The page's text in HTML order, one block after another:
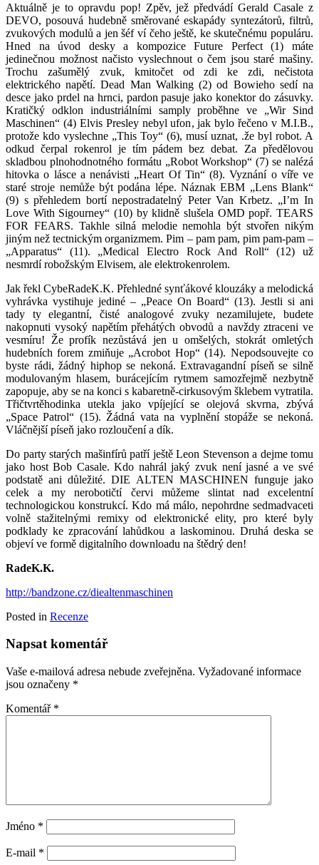
Aktuálně je to opravdu pop! Zpěv, jež předvádí Gerald Casale z
DEVO, posouvá hudebně směrované eskapády syntezátorů, filtrů,
zvukových modulů a jen šéf ví čeho ještě, ke skutečnému populáru.
Hned na úvod desky a kompozice Future Perfect (1) máte
jedinečnou možnost načisto vyslechnout o čem jsou staré mašiny.
Trochu zašumělý zvuk, kmitočet od zdi ke zdi, nečistota
elektrického napětí. Dead Man Walking (2) od Bowieho sedí na
desce jako prdel na hrnci, pardon pasuje jako konektor do zásuvky.
Kratičký odklon industriálními samply proběhne ve „Wir Sind
Maschinen“ (4) Elvis Presley nebyl ufon, jak bylo řečeno v M.I.B.,
protože kdo vyslechne „This Toy“ (6), musí uznat, .že byl robot. A
odkud čerpal rokenrol je tím pádem bez debat. Za předělovou
skladbou plnohodnotného formátu „Robot Workshop“ (7) se nalézá
hitovka o lásce a nenávisti „Heart Of Tin“ (8). Vyznání o víře ve
staré stroje nemůže být podána lépe. Náznak EBM „Lens Blank“
(9) s přehledem bortí nepostradatelný Peter Van Krbetz. „I’m In
Love With Sigourney“ (10) by klidně slušela OMD popř. TEARS
FOR FEARS. Takhle silná melodie nemohla být stvořen nikým
jiným než tectnickým organizmem. Pim – pam pam, pim pam-pam –
„Apparatus“ (11). „Medical Electro Rock And Roll“ (12) už
nesmrdí robožským Elvisem, ale elektrokenrolem.
Jak řekl CybeRadeK.K. Přehledné synťákové klouzáky a melodická
vyhrávka vystihuje jediné – „Peace On Board“ (13). Jestli si ani
tady ty elegantní, čisté analogové zvuky nezamilujete, budete
nakopnuti vysoký napětím přehátých obvodů a navždy ztraceni ve
vesmíru! Že profík nezůstává jen u omšelých, stokrát omletých
hudebních forem zmiňuje „Acrobot Hop“ (14). Nepodsouvejte co
byste rádi, žádný hiphop se nekoná. Extravagandní píseň se silně
modulovaným hlasem, burácejícím rytmem samozřejmě nezbytně
zapopuje, aby se na konci s kabaretně-cirkusovým šklebem vytratila.
Třičtvrtěhodinka utekla jako vpíjející se olejová skvrna, zbývá
„Space Patrol“ (15). Žádná vata na vyplnění stopáže se nekoná.
Vláčnější píseň jako rozloučení a dík.
Do party starých mašinfírů patří ještě Leon Stevenson a dejme tomu
jako host Bob Casale. Kdo nahrál jaký zvuk není jasné a ve své
podstatě ani důležité. DIE ALTEN MASCHINEN funguje jako
celek a my nerobotičtí červi můžeme slintat nad excelentní
technologickou konstrukcí. Kdo má málo, nepohrdne sedmadvaceti
volně stažitelnými remixy od elektronické elity, pro které byly
podklady ke zpracování lahůdkou a laskominou. Druhá deska se
objeví ve formě digitalního downloadu na štědrý den!
RadeK.K.
http://bandzone.cz/diealtenmaschinen
Posted in Recenze
Napsat komentář
Vaše e-mailová adresa nebude zveřejněna. Vyžadované informace
jsou označeny *
Komentář *
Jméno *
E-mail *